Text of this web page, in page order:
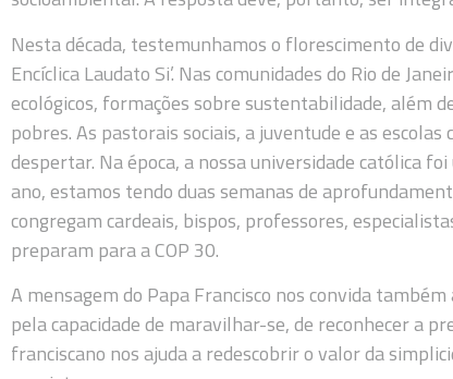
Nesta década, testemunhamos o florescimento de
Encíclica Laudato Si’. Nas comunidades do Rio de
ecológicos, formações sobre sustentabilidade, além
pobres. As pastorais sociais, a juventude e as
despertar. Na época, a nossa universidade católica
ano, estamos tendo duas semanas de
congregam cardeais, bispos, professores,
preparam para a COP 30.
A mensagem do Papa Francisco nos convida
pela capacidade de maravilhar-se, de reconhecer a
franciscano nos ajuda a redescobrir o valor da